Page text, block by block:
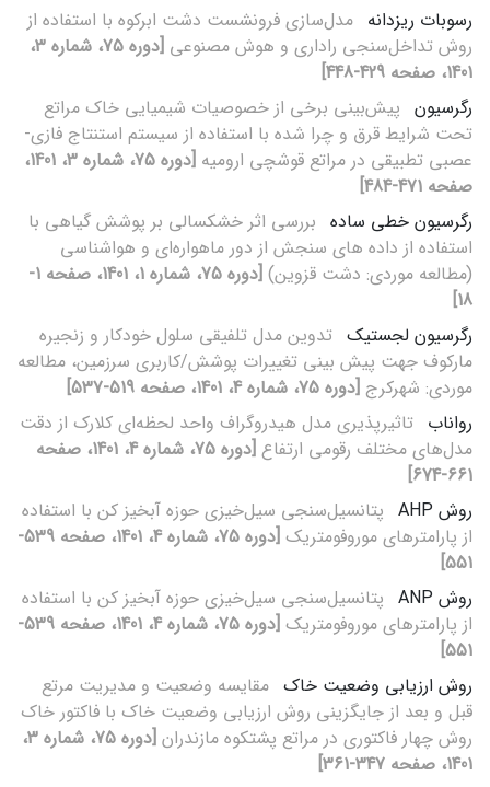
رسوبات ریزدانه مدل‌سازی فرونشست دشت ابرکوه با استفاده از
روش تداخل‌سنجی راداری و هوش مصنوعی
[دوره 75، شماره 3،
1401، صفحه 429-448]
رگرسیون پیش‌بینی برخی از خصوصیات شیمیایی خاک مراتع
تحت شرایط قرق و چرا شده با استفاده از سیستم استنتاج فازی-
عصبی تطبیقی در مراتع قوشچی ارومیه
[دوره 75، شماره 3، 1401،
صفحه 471-484]
رگرسیون خطی ساده بررسی اثر خشکسالی بر پوشش گیاهی با
استفاده از داده های سنجش از دور ماهواره‌ای و هواشناسی
(مطالعه موردی: دشت قزوین)
[دوره 75، شماره 1، 1401، صفحه 1-
18]
رگرسیون لجستیک تدوین مدل تلفیقی سلول خودکار و زنجیره
مارکوف جهت پیش بینی تغییرات پوشش/کاربری سرزمین، مطالعه
موردی: شهرکرج [دوره 75، شماره 4، 1401، صفحه 519-537]
رواناب تاثیرپذیری مدل هیدروگراف واحد لحظه‌ای کلارک از دقت
مدل‌های مختلف رقومی ارتفاع
[دوره 75، شماره 4، 1401، صفحه
661-674]
روش AHP
پتانسیل‌سنجی سیل‌خیزی حوزه آبخیز کن با استفاده
از پارامترهای موروفومتریک
[دوره 75، شماره 4، 1401، صفحه 539-
551]
روش ANP
پتانسیل‌سنجی سیل‌خیزی حوزه آبخیز کن با استفاده
از پارامترهای موروفومتریک
[دوره 75، شماره 4، 1401، صفحه 539-
551]
روش ارزیابی وضعیت خاک مقایسه وضعیت و مدیریت مرتع
قبل و بعد از جایگزینی روش ارزیابی وضعیت خاک با فاکتور خاک
روش چهار فاکتوری در مراتع پشتکوه مازندران
[دوره 75، شماره 3،
1401، صفحه 347-361]